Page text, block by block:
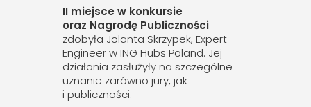
II miejsce w konkursie
oraz Nagrodę Publiczności
zdobyła Jolanta Skrzypek, Expert
Engineer w ING Hubs Poland. Jej
działania zasłużyły na szczególne
uznanie zarówno jury, jak
i publiczności.